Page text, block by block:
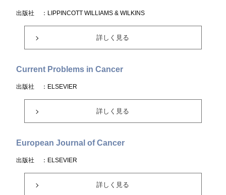
出版社 ：LIPPINCOTT WILLIAMS & WILKINS
詳しく見る
Current Problems in Cancer
出版社 ：ELSEVIER
詳しく見る
European Journal of Cancer
出版社 ：ELSEVIER
詳しく見る